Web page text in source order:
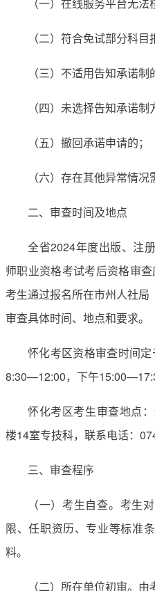
（二）符合免试部分科目
（三）不适用告知承诺制
（四）未选择告知承诺制
（五）撤回承诺申请的；
（六）存在其他异常情况
二、审查时间及地点
全省2024年度出版、注
师职业资格考试考后资格审
考生通过报名所在市州人社
审查具体时间、地点和要求。
怀化考区资格审查时间
8:30—12:00，下午
怀化考区考生审查地点
楼14室专技科，联系电话：
三、审查程序
（一）考生自查。考生
限、任职资历、专业等标准
料。
（二）所在单位初审。